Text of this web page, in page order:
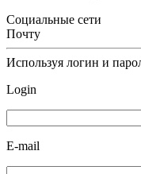
Социальные сети
Почту
Используя логин и
Login
E-mail